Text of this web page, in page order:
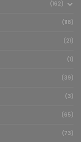
(162)
(118)
(21)
(1)
(39)
(3)
(65)
(73)